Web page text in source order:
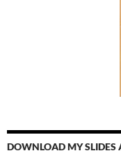
DOWNLOAD MY SLIDES